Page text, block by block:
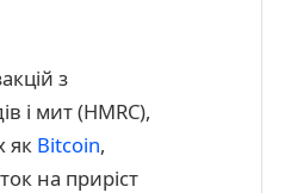
з
і мит (HMRC),
як Bitcoin,
на приріст